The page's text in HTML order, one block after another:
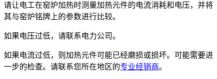
请让电工在窑炉加热时测量加热元件的电流消耗和电压，并将
其与窑炉铭牌上的参数进行比较。
如果电压过低，请联系电力公司。
如果电流过低，则加热元件可能已经磨损或损坏。可能需要进
一步的检查。请联系您所在地区的专业经销商。